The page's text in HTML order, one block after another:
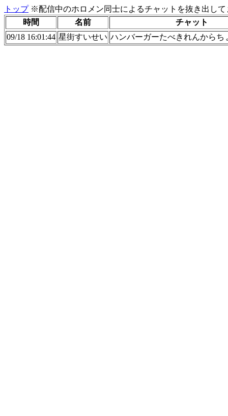
トップ※配信中のホロメン同士によるチャットを抜き出して
時間
名前
チャット
09/18 16:01:44 星街すいせい ハンバーガーたべきれんからち